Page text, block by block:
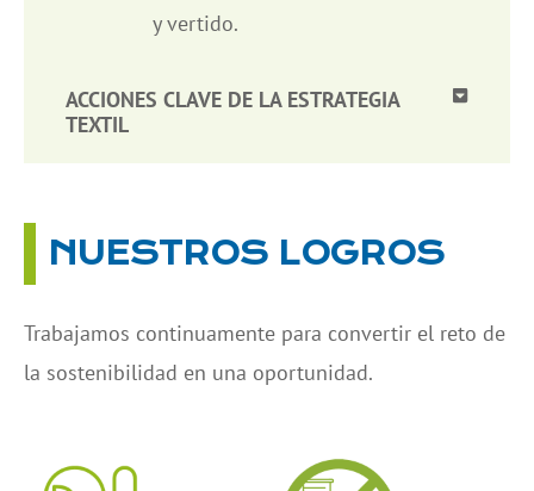
y vertido.
ACCIONES CLAVE DE LA ESTRATEGIA
TEXTIL
NUESTROS LOGROS
Trabajamos continuamente para convertir el reto de
la sostenibilidad en una oportunidad.